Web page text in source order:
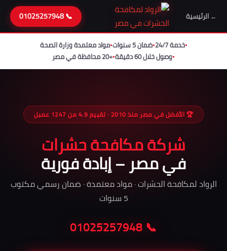
← الرئيسية 📞 01025257948
●خدمة 24/7 ●ضمان 5 سنوات ●مواد معتمدة وزارة الصحة
●وصول خلال 60 دقيقة ●+20 محافظة في مصر
🏆 الأفضل في مصر منذ 2010 · تقييم 4.9 من 1247 عميل
شركة مكافحة حشرات
في مصر – إبادة فورية
الرواد لمكافحة الحشرات · مواد معتمدة · ضمان رسمي مكتوب
5 سنوات
📞 01025257948